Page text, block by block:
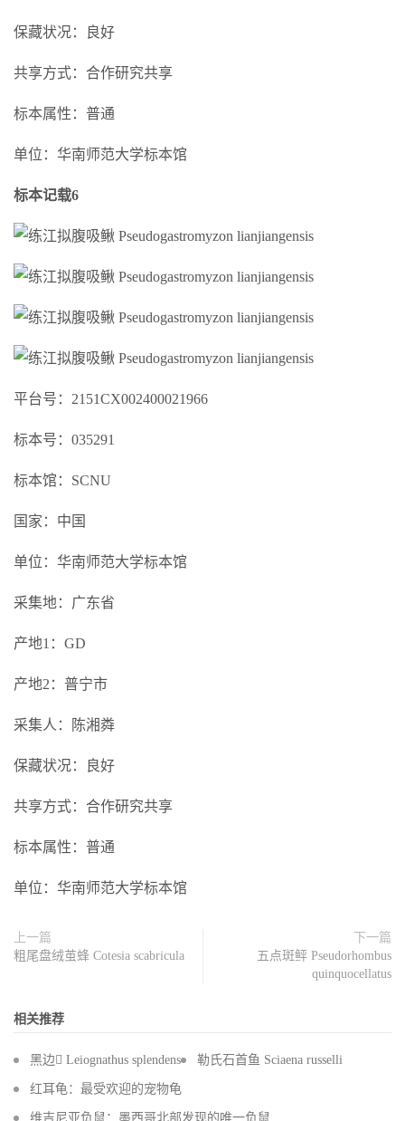
保藏状况：良好
共享方式：合作研究共享
标本属性：普通
单位：华南师范大学标本馆
标本记载6
平台号：2151CX002400021966
标本号：035291
标本馆：SCNU
国家：中国
单位：华南师范大学标本馆
采集地：广东省
产地1：GD
产地2：普宁市
采集人：陈湘粦
保藏状况：良好
共享方式：合作研究共享
标本属性：普通
单位：华南师范大学标本馆
上一篇
粗尾盘绒茧蜂 Cotesia scabricula
下一篇
五点斑鲆 Pseudorhombus
quinquocellatus
相关推荐
黑边 Leiognathus splendens 勒氏石首鱼 Sciaena russelli
红耳龟：最受欢迎的宠物龟
维吉尼亚负鼠：墨西哥北部发现的唯一负鼠